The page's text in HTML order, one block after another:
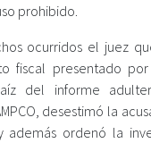
prohibido.
ocurridos el juez
fiscal presentado
del informe
desestimó la
además ordenó la